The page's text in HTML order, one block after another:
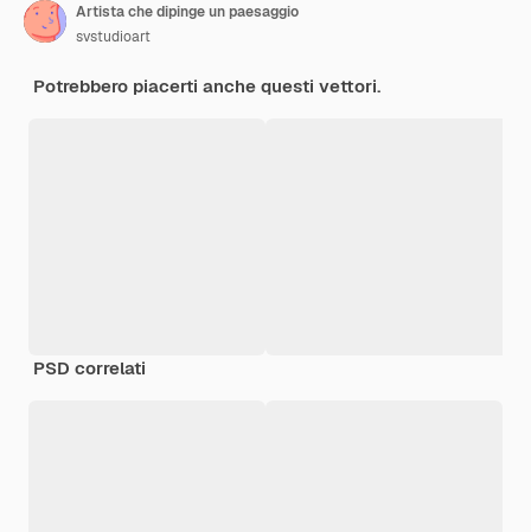
Artista che dipinge un paesaggio
svstudioart
Potrebbero piacerti anche questi vettori.
PSD correlati